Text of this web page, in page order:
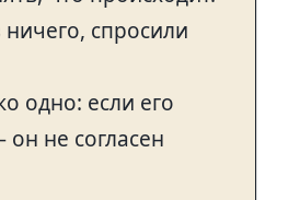
спросили
одно: если его
он не согласен